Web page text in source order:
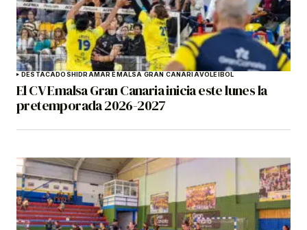
DESTACADOSHIDRAMAR EMALSA GRAN CANARIAVOLEIBOL
El CV Emalsa Gran Canaria inicia este lunes la
pretemporada 2026-2027